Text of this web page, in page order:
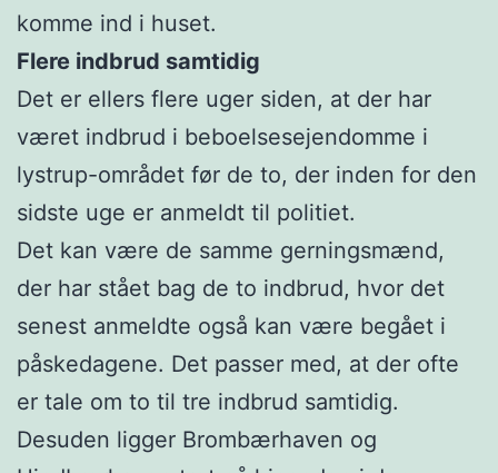
komme ind i huset.
Flere indbrud samtidig
Det er ellers flere uger siden, at der har
været indbrud i beboelsesejendomme i
lystrup-området før de to, der inden for den
sidste uge er anmeldt til politiet.
Det kan være de samme gerningsmænd,
der har stået bag de to indbrud, hvor det
senest anmeldte også kan være begået i
påskedagene. Det passer med, at der ofte
er tale om to til tre indbrud samtidig.
Desuden ligger Brombærhaven og